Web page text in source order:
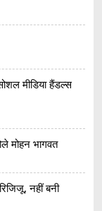
मीडिया हैंडल्स
मोहन भागवत
नहीं बनी